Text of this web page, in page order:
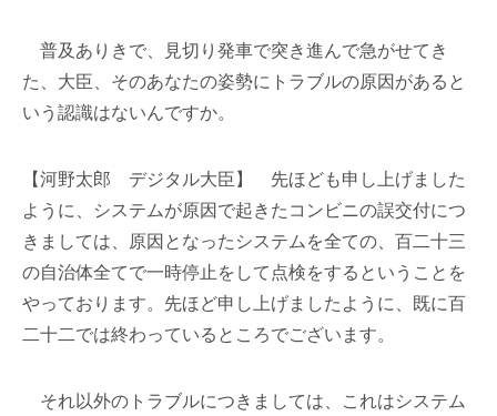
普及ありきで、見切り発車で突き進んで急がせてき
た、大臣、そのあなたの姿勢にトラブルの原因があると
いう認識はないんですか。
【河野太郎 デジタル大臣】 先ほども申し上げました
ように、システムが原因で起きたコンビニの誤交付につ
きましては、原因となったシステムを全ての、百二十三
の自治体全てで一時停止をして点検をするということを
やっております。先ほど申し上げましたように、既に百
二十二では終わっているところでございます。
それ以外のトラブルにつきましては、これはシステム